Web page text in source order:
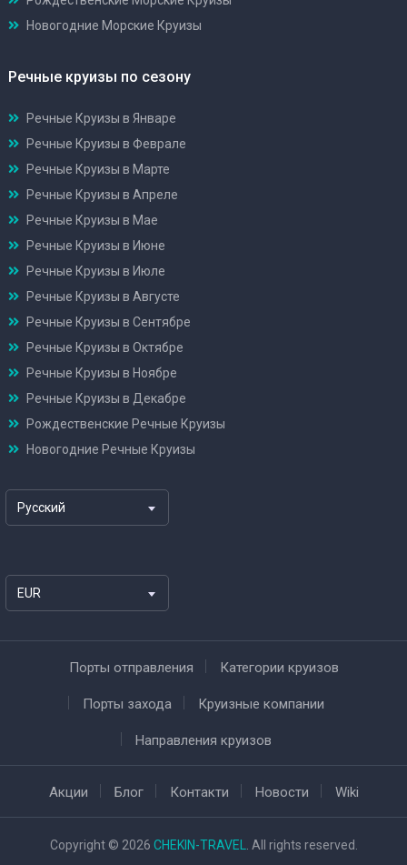
Новогодние Морские Круизы
Речные круизы по сезону
Речные Круизы в Январе
Речные Круизы в Феврале
Речные Круизы в Марте
Речные Круизы в Апреле
Речные Круизы в Мае
Речные Круизы в Июне
Речные Круизы в Июле
Речные Круизы в Августе
Речные Круизы в Сентябре
Речные Круизы в Октябре
Речные Круизы в Ноябре
Речные Круизы в Декабре
Рождественские Речные Круизы
Новогодние Речные Круизы
Русский
EUR
Порты отправления Категории круизов
Порты захода Круизные компании
Направления круизов
Акции Блог Контакти Новости Wiki
Copyright © 2026 CHEKIN-TRAVEL . All rights reserved.